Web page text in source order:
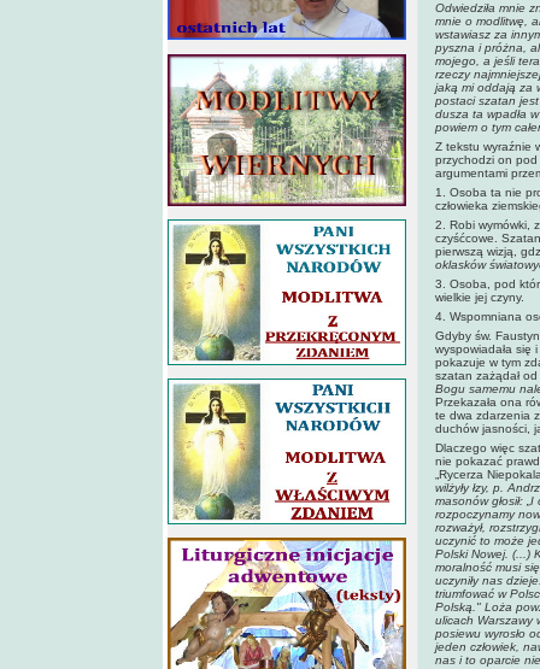
Odwiedziła mnie
mnie o modlitwę,
wstawiasz za
pyszna i próżna,
mojego, a jeśli
rzeczy
jaką mi oddają za
postaci szatan
dusza ta wpadła
powiem o tym
Z tekstu wyraźnie
przychodzi on pod
argumentami
1. Osoba ta nie
człowieka
2. Robi wymówki,
czyśćcowe.
pierwszą wizją,
oklasków
3. Osoba, pod
wielkie jej czyny.
4. Wspomniana
Gdyby św.
wyspowiadała się
pokazuje w tym
szatan zażądał
Bogu samemu
Przekazała ona
te dwa zdarzenia
duchów jasności,
Dlaczego więc
nie pokazać
„Rycerza
wilżyły łzy, p.
masonów głosił:
rozpoczynamy
rozważył,
uczynić to może
Polski Nowej. (...)
moralność musi
uczyniły nas
triumfować w
Polską." Loża
ulicach Warszawy
posiewu wyrosło
jeden człowiek,
nas i to oparcie